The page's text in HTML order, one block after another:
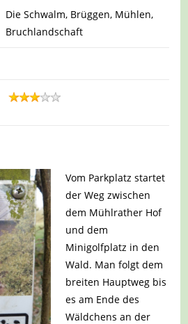
Die Schwalm, Brüggen, Mühlen,
Bruchlandschaft
Vom Parkplatz startet
der Weg zwischen
dem Mühlrather Hof
und dem
Minigolfplatz in den
Wald. Man folgt dem
breiten Hauptweg bis
es am Ende des
Wäldchens an der